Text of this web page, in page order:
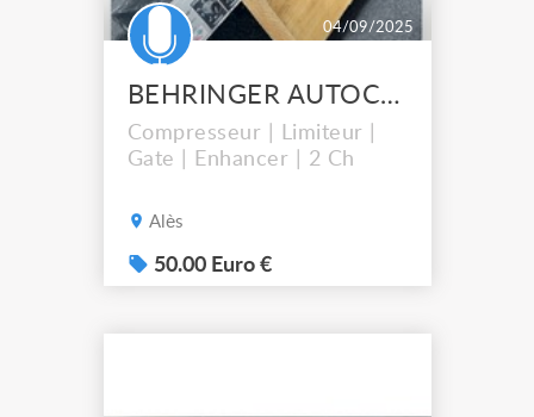
04/09/2025
BEHRINGER AUTOCOM
Compresseur | Limiteur |
Gate | Enhancer | 2 Ch
Alès
50.00 Euro €